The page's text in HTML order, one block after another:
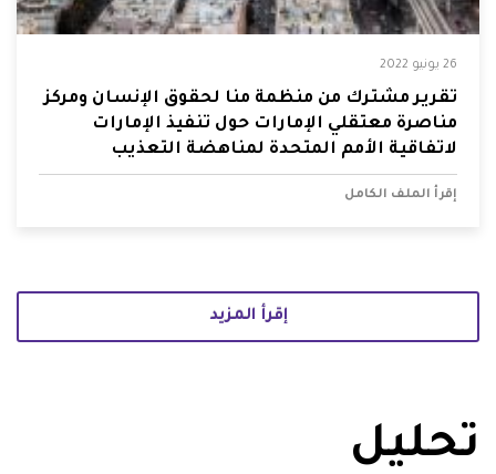
26 يونيو 2022
تقرير مشترك من منظمة منّا لحقوق الإنسان ومركز
مناصرة معتقلي الإمارات حول تنفيذ الإمارات
لاتفاقية الأمم المتحدة لمناهضة التعذيب
إقرأ الملف الكامل
إقرأ المزيد
تحليل